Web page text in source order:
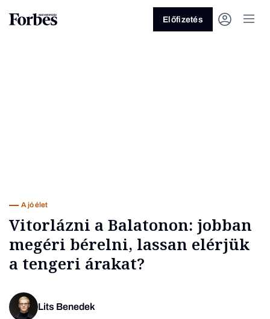
Előfizetés
A jó élet
Vitorlázni a Balatonon: jobban
megéri bérelni, lassan elérjük
a tengeri árakat?
Lits Benedek